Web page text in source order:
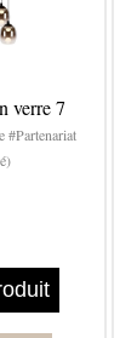
verre 7
#Partenariat